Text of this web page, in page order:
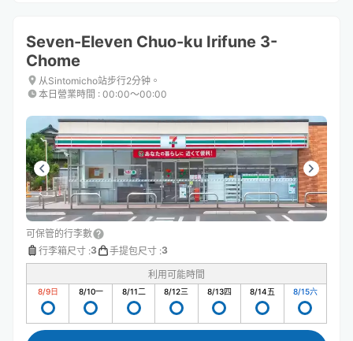
Seven-Eleven Chuo-ku Irifune 3-
Chome
从Sintomicho站步行2分钟。
本日營業時間 : 00:00〜00:00
可保管的行李數
行李箱尺寸 :3 手提包尺寸 :3
利用可能時間
8/9日 8/10一 8/11二 8/12三 8/13四 8/14五 8/15六